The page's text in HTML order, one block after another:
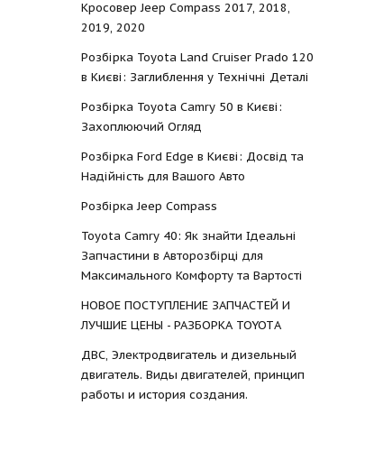
Кросовер Jeep Compass 2017, 2018,
2019, 2020
Розбірка Toyota Land Cruiser Prado 120
в Києві: Заглиблення у Технічні Деталі
Розбірка Toyota Camry 50 в Києві:
Захоплюючий Огляд
Розбірка Ford Edge в Києві: Досвід та
Надійність для Вашого Авто
Розбірка Jeep Compass
Toyota Camry 40: Як знайти Ідеальні
Запчастини в Авторозбірці для
Максимального Комфорту та Вартості
НОВОЕ ПОСТУПЛЕНИЕ ЗАПЧАСТЕЙ И
ЛУЧШИЕ ЦЕНЫ - РАЗБОРКА TOYOTА
ДВС, Электродвигатель и дизельный
двигатель. Виды двигателей, принцип
работы и история создания.